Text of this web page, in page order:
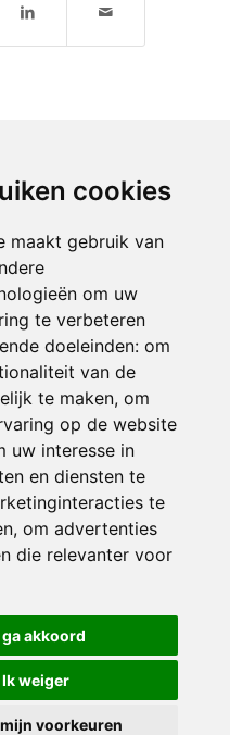
cookies
maakt gebruik van
om uw
te verbeteren
doeleinden: om
van de
te maken, om
op de website
uw interesse in
en diensten te
te
, om advertenties
die relevanter voor
ga akkoord
Ik weiger
voorkeuren
realisatie CyberNed